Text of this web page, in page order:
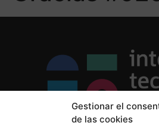
Gestionar el
de las cookies